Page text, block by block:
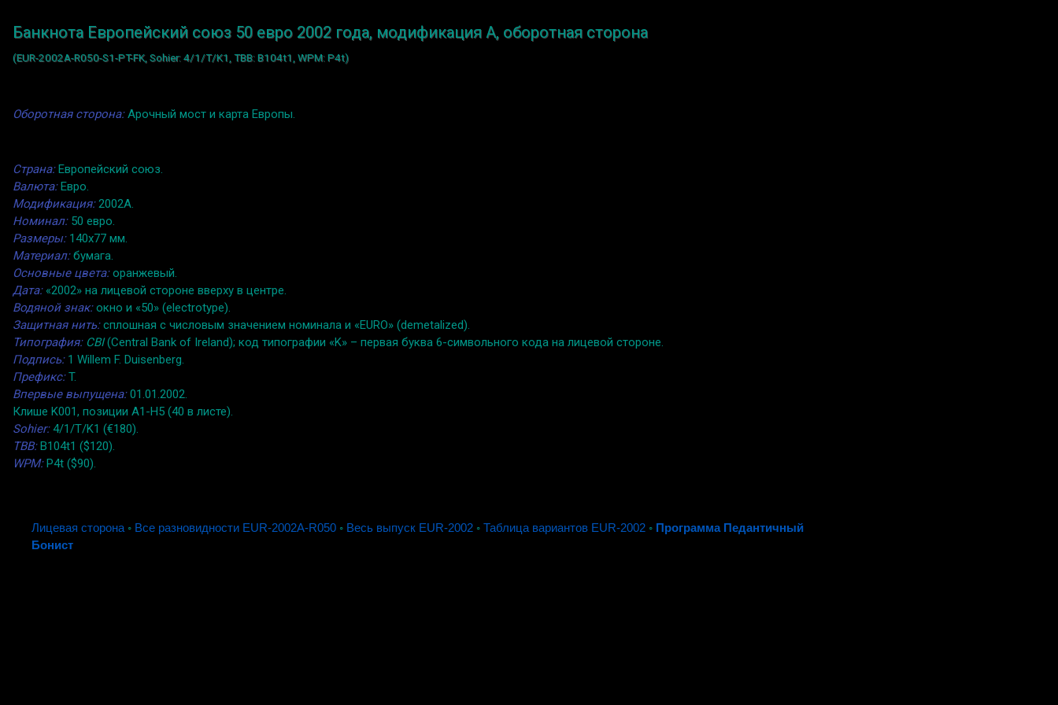
Банкнота Европейский союз 50 евро 2002 года, модификация A, оборотная сторона
(EUR-2002A-R050-S1-PT-FK, Sohier: 4/1/T/K1, TBB: B104t1, WPM: P4t)
Оборотная сторона:Арочный мост и карта Европы.
Страна:Европейский союз.
Валюта:Евро.
Модификация:2002A.
Номинал:50 евро.
Размеры:140x77 мм.
Материал:бумага.
Основные цвета:оранжевый.
Дата:«2002» на лицевой стороне вверху в центре.
Водяной знак:окно и «50» (electrotype).
Защитная нить:сплошная с числовым значением номинала и «EURO» (demetalized).
Типография: CBI(Central Bank of Ireland); код типографии «K» – первая буква 6-символьного кода на лицевой стороне.
Подпись:1 Willem F. Duisenberg.
Префикс:T.
Впервые выпущена:01.01.2002.
Клише K001, позиции A1-H5 (40 в листе).
Sohier:4/1/T/K1 (€180).
TBB:B104t1 ($120).
WPM:P4t ($90).
Лицевая сторона◦ Все разновидности EUR-2002A-R050 ◦ Весь выпуск EUR-2002 ◦ Таблица вариантов EUR-2002 ◦ Программа Педантичный
Бонист